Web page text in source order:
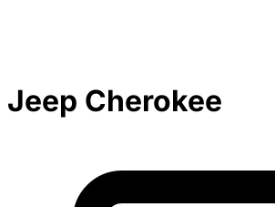
Jeep Cherokee